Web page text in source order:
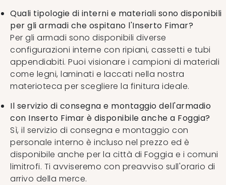
Quali tipologie di interni e materiali sono disponibili
per gli armadi che ospitano l'Inserto Fimar?
Per gli armadi sono disponibili diverse
configurazioni interne con ripiani, cassetti e tubi
appendiabiti. Puoi visionare i campioni di materiali
come legni, laminati e laccati nella nostra
materioteca per scegliere la finitura ideale.
Il servizio di consegna e montaggio dell'armadio
con Inserto Fimar è disponibile anche a Foggia?
Sì, il servizio di consegna e montaggio con
personale interno è incluso nel prezzo ed è
disponibile anche per la città di Foggia e i comuni
limitrofi. Ti avviseremo con preavviso sull'orario di
arrivo della merce.